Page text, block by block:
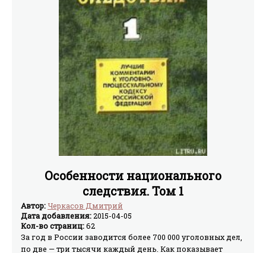
частного права и статуса юридических лиц.Автор
книги Антон Владимирович Асосков— кандидат
юридических наук, магистр частного права.
Особенности национального
следствия. Том 1
Автор:Черкасов Дмитрий
Дата добавления:2015-04-05
Кол-во страниц:62
За год в России заводится более 700 000 уголовных дел,
по две — три тысячи каждый день. Как показывает